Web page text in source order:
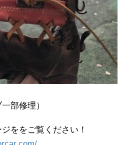
部修理）
ををご覧ください！